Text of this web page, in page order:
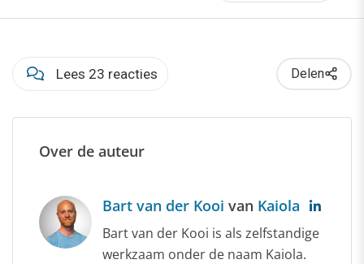
Lees 23 reacties Delen
Over de auteur
Bart van der Kooi van Kaiola
Bart van der Kooi is als zelfstandige
werkzaam onder de naam Kaiola.